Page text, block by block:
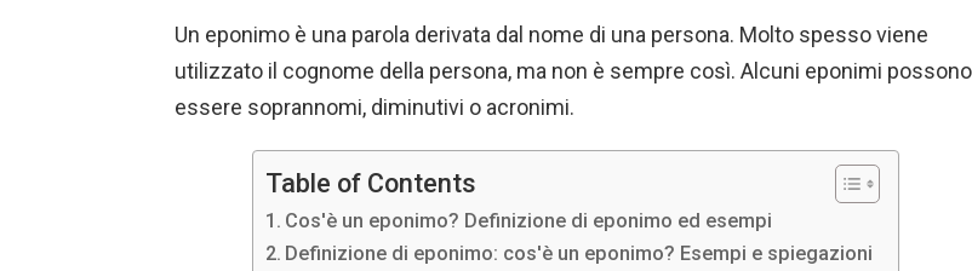
Un eponimo è una parola derivata dal nome di una persona. Molto spesso viene
utilizzato il cognome della persona, ma non è sempre così. Alcuni eponimi possono
essere soprannomi, diminutivi o acronimi.
Table of Contents
Cos'è un eponimo? Definizione di eponimo ed esempi
Definizione di eponimo: cos'è un eponimo? Esempi e spiegazioni